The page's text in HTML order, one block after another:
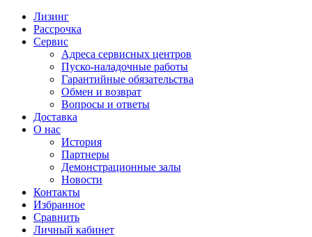
Лизинг
Рассрочка
Сервис
Адреса сервисных центров
Пуско-наладочные работы
Гарантийные обязательства
Обмен и возврат
Вопросы и ответы
Доставка
О нас
История
Партнеры
Демонстрационные залы
Новости
Контакты
Избранное
Сравнить
Личный кабинет